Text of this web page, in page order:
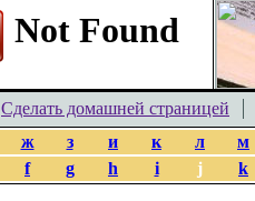
Сделать домашней страницей
ж з и к л
м
f g h i j k